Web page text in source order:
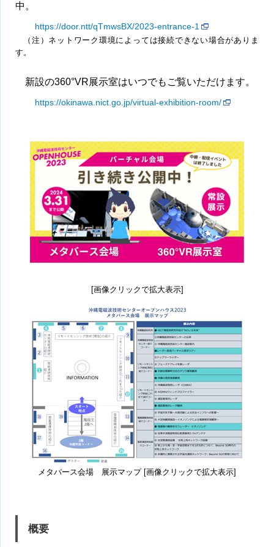
中。
https://door.ntt/qTmwsBX/2023-entrance-1
（注）ネットワーク環境によっては接続できない場合がありま
す。
新設の360°VR展示室はいつでもご覧いただけます。
https://okinawa.nict.go.jp/virtual-exhibition-room/
[画像クリックで拡大表示]
メタバース会場 展示マップ [画像クリックで拡大表示]
概要